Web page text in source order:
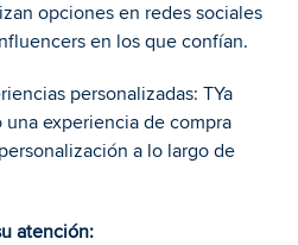
opciones en redes sociales
en los que confían.
personalizadas: TYa
experiencia de compra
a lo largo de
atención: